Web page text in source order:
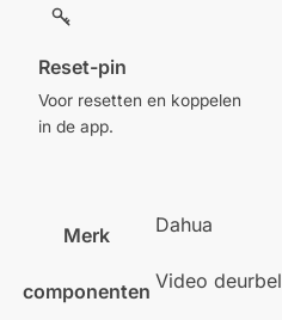
Reset-pin
Voor resetten en koppelen
in de app.
Merk Dahua
componenten Video deurbel